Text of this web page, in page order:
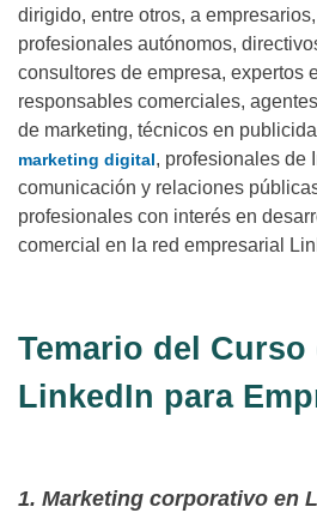
dirigido, entre otros, a
profesionales autónomos,
consultores de empresa, expertos
responsables comerciales,
de marketing, técnicos en
marketing digital, profesionales de
comunicación y relaciones
profesionales con interés en
comercial en la red empresarial
Temario del Curso
LinkedIn para
1. Marketing corporativo en